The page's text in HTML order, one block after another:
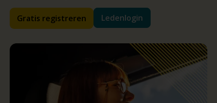
Gratis registreren Ledenlogin